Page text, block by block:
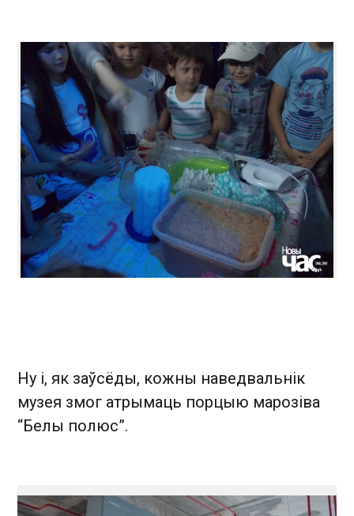
Ну і, як заўсёды, кожны наведвальнік
музея змог атрымаць порцыю марозіва
“Белы полюс”.